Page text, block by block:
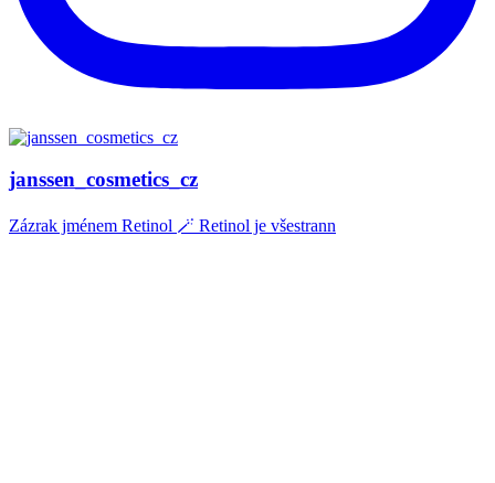
janssen_cosmetics_cz
Zázrak jménem Retinol 🪄 Retinol je všestrann